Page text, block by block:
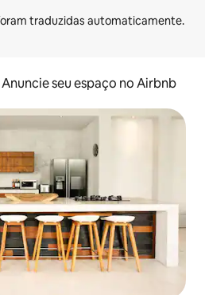
Anuncie seu espaço no Airbnb